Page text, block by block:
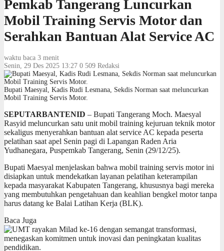
Pemkab Tangerang Luncurkan
Mobil Training Servis Motor dan
Serahkan Bantuan Alat Service AC
waktu baca 3 menit
Senin, 29 Des 2025 13:27 0 509 Redaksi
Bupati Maesyal, Kadis Rudi Lesmana, Sekdis Norman saat meluncurkan
Mobil Training Servis Motor.
SEPUTARBANTENID – Bupati Tangerang Moch. Maesyal
Rasyid meluncurkan satu unit mobil training kejuruan teknik motor
sekaligus menyerahkan bantuan alat service AC kepada peserta
pelatihan saat apel Senin pagi di Lapangan Raden Aria
Yudhanegara, Puspemkab Tangerang, Senin (29/12/25).
Bupati Maesyal menjelaskan bahwa mobil training servis motor ini
disiapkan untuk mendekatkan layanan pelatihan keterampilan
kepada masyarakat Kabupaten Tangerang, khususnya bagi mereka
yang membutuhkan pengetahuan dan keahlian bengkel motor tanpa
harus datang ke Balai Latihan Kerja (BLK).
Baca Juga